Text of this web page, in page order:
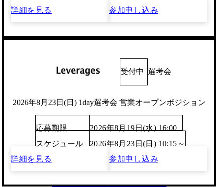
詳細を見る
参加申し込み
受付中 選考会
2026年8月23日(日) 1day選考会 営業オープンポジション
応募期限
2026年8月19日(水) 16:00
スケジュール
2026年8月23日(日) 10:15～
詳細を見る
参加申し込み